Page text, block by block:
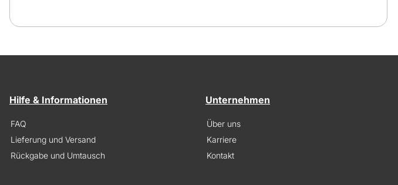
Hilfe & Informationen
FAQ
Lieferung und Versand
Rückgabe und Umtausch
Unternehmen
Über uns
Karriere
Kontakt